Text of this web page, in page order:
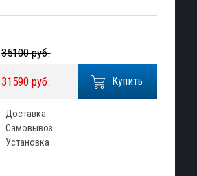
Купить
35100 руб.
31590 руб.
Доставка
Самовывоз
Установка